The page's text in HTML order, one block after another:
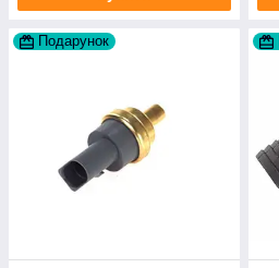
Подарунок